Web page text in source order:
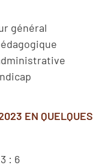
général
EN QUELQUES
: 6